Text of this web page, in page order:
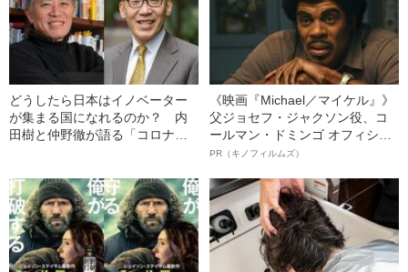
どうしたら日本はイノベーター
が集まる国になれるのか？ 内
田樹と仲野徹が語る「コロナ後
《映画『Michael／マイケル』》
父ジョセフ・ジャクソン役、コ
ールマン・ドミンゴ オフィシャ
ルインタビュー“観客を魅了した
語る”《日本興収70億円突破》
PR（キノフィルムズ）